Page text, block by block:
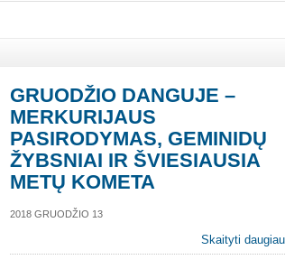
GRUODŽIO DANGUJE –
MERKURIJAUS
PASIRODYMAS, GEMINIDŲ
ŽYBSNIAI IR ŠVIESIAUSIA
METŲ KOMETA
2018 GRUODŽIO 13
Skaityti